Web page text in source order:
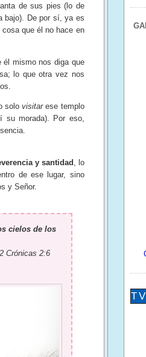
de sus pies (lo de
bajo). De por sí, ya es
que él no hace en
él mismo nos diga que
lo que otra vez nos
solovisitarese templo
su morada). Por eso,
y santidad , lo
de ese lugar, sino
y Señor.
cielos de los
2 Crónicas 2:6